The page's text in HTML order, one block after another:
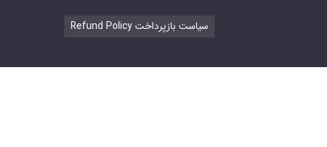
Refund Policy سیاست بازپرداخت